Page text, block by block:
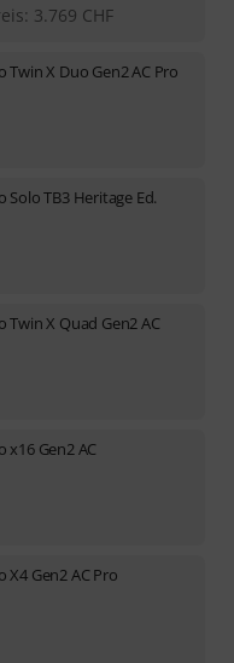
: 3.769 CHF
Twin X Duo Gen2 AC Pro
Solo TB3 Heritage Ed.
Twin X Quad Gen2 AC
x16 Gen2 AC
X4 Gen2 AC Pro